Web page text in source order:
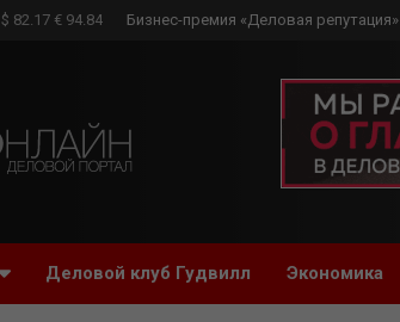
$ 82.17 € 94.84 Бизнес-премия «Деловая репутация»
Деловой клуб Гудвилл Экономика